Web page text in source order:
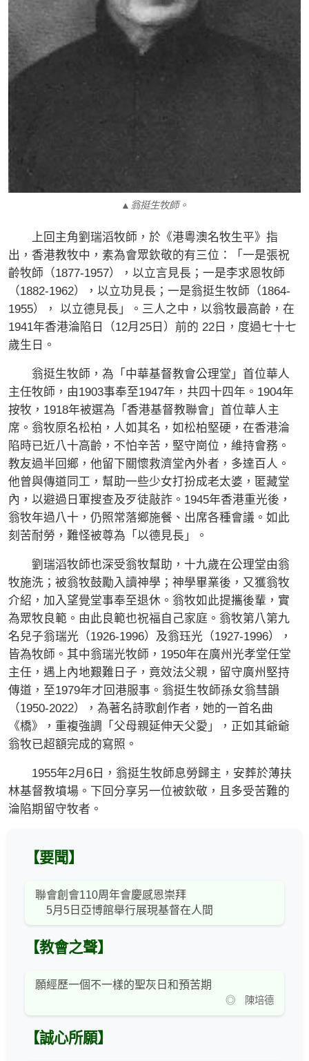
▲翁挺生牧師。
上回主角劉瑞滔牧師，於《港粵澳名牧生平》指
出，香港教牧中，素為會眾欽敬的有三位：「一是張祝
齡牧師（1877-1957），以立言見長；一是李求恩牧師
（1882-1962），以立功見長；一是翁挺生牧師（1864-
1955）， 以立德見長」。三人之中，以翁牧最高齡，在
1941年香港淪陷日（12月25日）前的 22日，度過七十七
歲生日。
翁挺生牧師，為「中華基督教會公理堂」首位華人
主任牧師，由1903事奉至1947年，共四十四年。1904年
按牧，1918年被選為「香港基督教聯會」首位華人主
席。翁牧原名松柏，人如其名，如松柏堅硬，在香港淪
陷時已近八十高齡，不怕辛苦，堅守崗位，維持會務。
教友過半回鄉，他留下關懷救濟堂內外者，多達百人。
他曾與傳道同工，幫助一些少女打扮成老太婆，匿藏堂
內，以避過日軍搜查及歹徒敲詐。1945年香港重光後，
翁牧年過八十，仍照常落鄉施餐、出席各種會議。如此
刻苦耐勞，難怪被尊為「以德見長」。
劉瑞滔牧師也深受翁牧幫助，十九歲在公理堂由翁
牧施洗；被翁牧鼓勵入讀神學；神學畢業後，又獲翁牧
介紹，加入望覺堂事奉至退休。翁牧如此提攜後輩，實
為眾牧良範。由此良範也祝福自己家庭。翁牧第八第九
名兒子翁瑞光（1926-1996）及翁珏光（1927-1996），
皆為牧師。其中翁瑞光牧師，1950年在廣州光孝堂任堂
主任，遇上內地艱難日子，竟效法父親，留守廣州堅持
傳道，至1979年才回港服事。翁挺生牧師孫女翁彗韻
（1950-2022），為著名詩歌創作者，她的一首名曲
《橋》，重複強調「父母親延伸天父愛」，正如其爺爺
翁牧已超額完成的寫照。
1955年2月6日，翁挺生牧師息勞歸主，安葬於薄扶
林基督教墳場。下回分享另一位被欽敬，且多受苦難的
淪陷期留守牧者。
【要聞】
聯會創會110周年會慶感恩崇拜
5月5日亞博館舉行展現基督在⼈間
【教會之聲】
願經歷一個不一樣的聖灰日和預苦期
◎ 陳培德
【誠心所願】